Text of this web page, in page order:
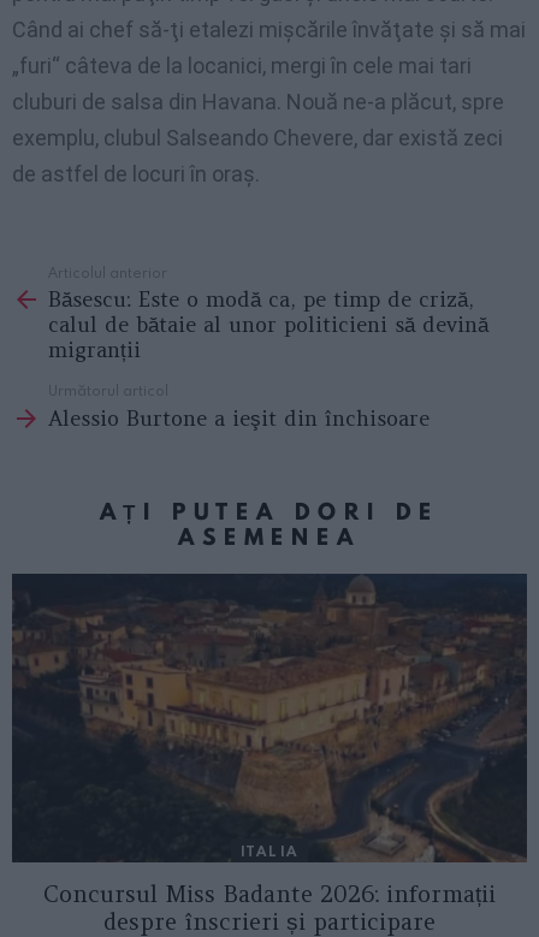
Când ai chef să-ţi etalezi mişcările învăţate şi să mai
„furi“ câteva de la locanici, mergi în cele mai tari
cluburi de salsa din Havana. Nouă ne-a plăcut, spre
exemplu, clubul Salseando Chevere, dar există zeci
de astfel de locuri în oraş.
more
Articolul anterior
Băsescu: Este o modă ca, pe timp de criză,
calul de bătaie al unor politicieni să devină
migranții
Următorul articol
Alessio Burtone a ieşit din închisoare
AȚI PUTEA DORI DE
ASEMENEA
ITALIA
Concursul Miss Badante 2026: informații
despre înscrieri și participare